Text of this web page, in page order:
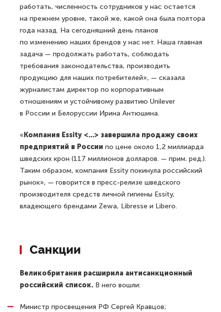
работать, численность сотрудников у нас остается
на прежнем уровне, такой же, какой она была полтора
года назад. На сегодняшний день планов
по изменению наших брендов у нас нет. Наша главная
задача — продолжать работать, соблюдать
требования законодательства, производить
продукцию для наших потребителей», — сказала
журналистам директор по корпоративным
отношениям и устойчивому развитию Unilever
в России и Белоруссии Ирина Антюшина.
« Компания Essity <...> завершила продажу своих
предприятий в России по цене около 1,2 миллиарда
шведских крон (117 миллионов долларов. — прим. ред.).
Таким образом, компания Essity покинула российский
рынок», — говорится в пресс-релизе шведского
производителя средств личной гигиены Essity,
владеющего брендами Zewa, Libresse и Libero.
Санкции
Великобритания расширила антисанкционный
российский список. В него вошли:
Министр просвещения РФ Сергей Кравцов;